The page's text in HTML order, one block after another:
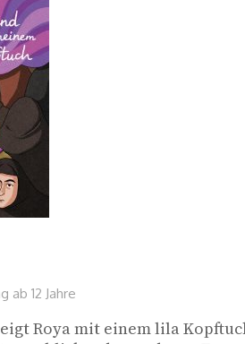
ab 12 Jahre
Roya mit einem lila